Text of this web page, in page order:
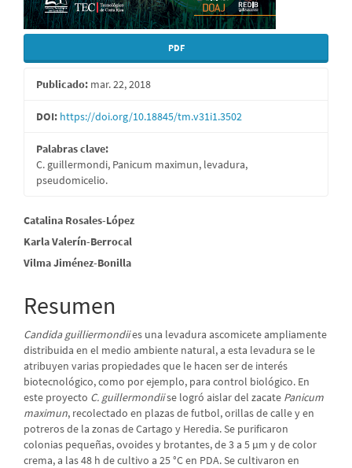
PDF
Publicado: mar. 22, 2018
DOI: https://doi.org/10.18845/tm.v31i1.3502
Palabras clave:
C. guillermondi, Panicum maximun, levadura,
pseudomicelio.
Contenido
principal
del
artículo
Catalina Rosales-López
Karla Valerín-Berrocal
Vilma Jiménez-Bonilla
Resumen
Candida guilliermondiies una levadura ascomicete ampliamente
distribuida en el medio ambiente natural, a esta levadura se le
atribuyen varias propiedades que le hacen ser de interés
biotecnológico, como por ejemplo, para control biológico. En
este proyecto C. guillermondiise logró aislar del zacate Panicum
maximun, recolectado en plazas de futbol, orillas de calle y en
potreros de la zonas de Cartago y Heredia. Se purificaron
colonias pequeñas, ovoides y brotantes, de 3 a 5 µm y de color
crema, a las 48 h de cultivo a 25 °C en PDA. Se cultivaron en